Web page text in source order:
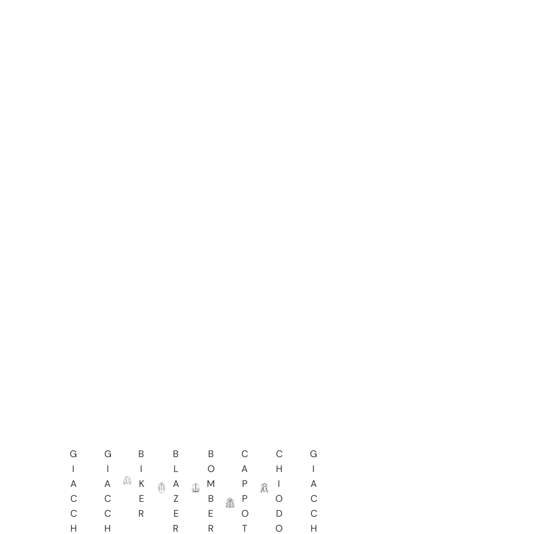
G
I
A
C
C
H
G
I
A
C
C
H
B
I
K
E
R
B
L
A
Z
E
R
B
O
M
B
E
R
C
A
P
P
O
T
C
H
I
O
D
O
G
I
A
C
C
H